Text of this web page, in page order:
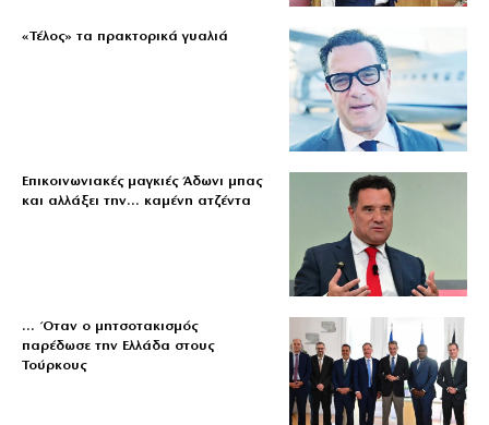
«Τέλος» τα πρακτορικά γυαλιά
Επικοινωνιακές μαγκιές Άδωνι μπας
και αλλάξει την… καμένη ατζέντα
… Όταν ο μητσοτακισμός
παρέδωσε την Ελλάδα στους
Τούρκους